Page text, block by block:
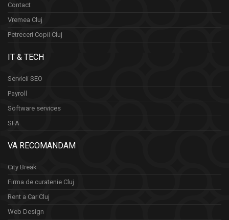
Contact
Vremea Cluj
Petreceri Copii Cluj
IT & TECH
Servicii SEO
Payroll
Software services
SFA
VA RECOMANDAM
City Break
Firma de curatenie Cluj
Rent a Car Cluj
Web Design